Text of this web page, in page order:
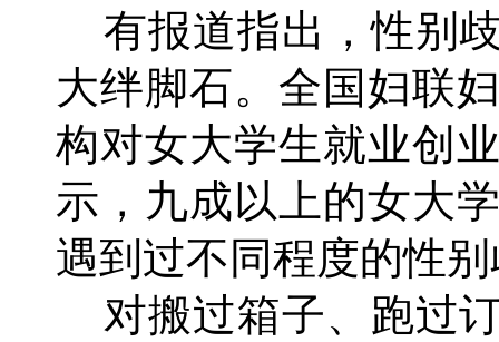
有报道指出，性别
大绊脚石。全国妇联
构对女大学生就业创
示，九成以上的女大
遇到过不同程度的性
对搬过箱子、跑过